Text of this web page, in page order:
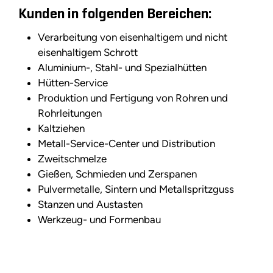
Kunden in folgenden Bereichen:
Verarbeitung von eisenhaltigem und nicht
eisenhaltigem Schrott
Aluminium-, Stahl- und Spezialhütten
Hütten-Service
Produktion und Fertigung von Rohren und
Rohrleitungen
Kaltziehen
Metall-Service-Center und Distribution
Zweitschmelze
Gießen, Schmieden und Zerspanen
Pulvermetalle, Sintern und Metallspritzguss
Stanzen und Austasten
Werkzeug- und Formenbau